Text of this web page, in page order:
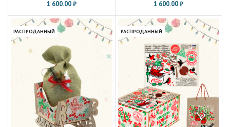
1 600.00₽
1 600.00₽
РАСПРОДАННЫЙ РАСПРОДАННЫЙ